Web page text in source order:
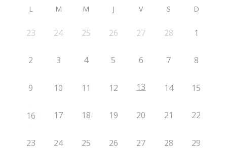
L M M J V S D
23 24 25 26 27 28 1
2 3 4 5 6 7 8
9 10 11 12 13 14 15
16 17 18 19 20 21 22
23 24 25 26 27 28 29